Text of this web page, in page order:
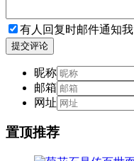
有人回复时邮件通知我
提交评论
昵称
邮箱
网址
置顶推荐